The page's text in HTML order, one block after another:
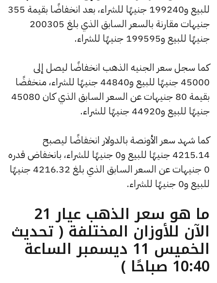
للبيع و199240 جنيهًا للشراء، بعد انخفاضًا بقيمة 355
جنيهات مقارنة بالسعر السابق الذي بلغ 200305
جنيهًا للبيع و199595 جنيهًا للشراء.
كما سجل سعر الجنيه الذهب انخفاضًا ليصل إلى
45000 جنيهًا للبيع و44840 جنيهًا للشراء، منخفضًا
بقيمة 80 جنيهات عن السعر السابق الذي كان 45080
جنيهًا للبيع و44920 جنيهًا للشراء.
كما شهد سعر الأونصة بالدولار انخفاضًا ليصبح
4215.14 جنيهًا للبيع و0 جنيهًا للشراء، بانخفاض قدره
0 جنيهات عن السعر السابق الذي بلغ 4216.32 جنيهًا
للبيع و0 جنيهًا للشراء.
ما هو سعر الذهب عيار 21
الآن للأوزان المختلفة ( تحديث
الخميس 11 ديسمبر الساعة
10:40 صباحًا )